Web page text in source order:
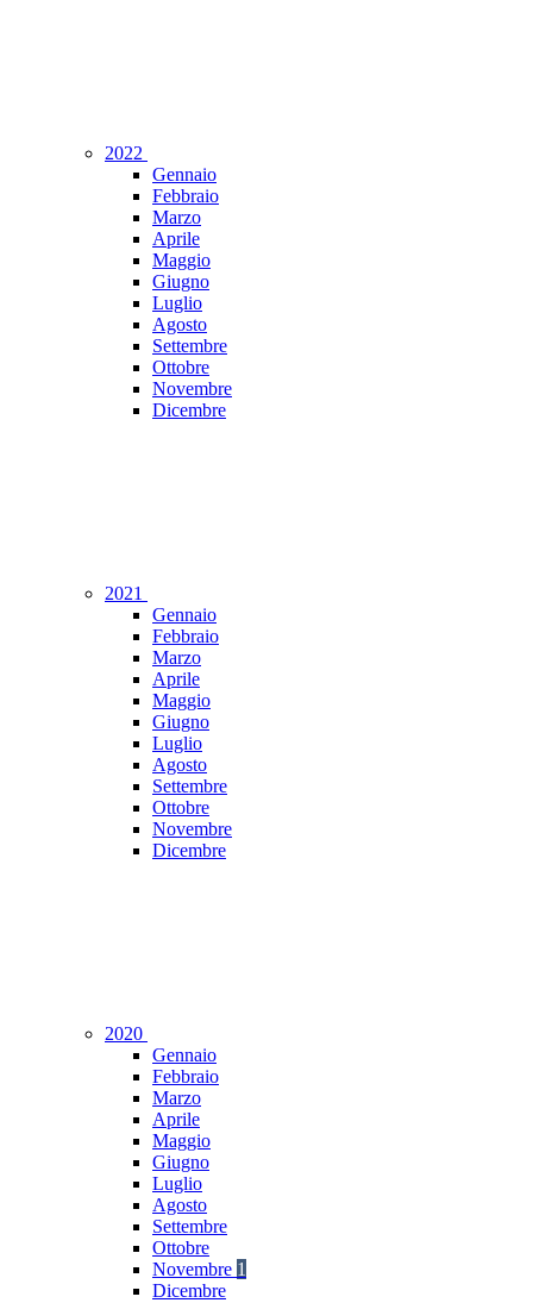
2022
Gennaio
Febbraio
Marzo
Aprile
Maggio
Giugno
Luglio
Agosto
Settembre
Ottobre
Novembre
Dicembre
2021
Gennaio
Febbraio
Marzo
Aprile
Maggio
Giugno
Luglio
Agosto
Settembre
Ottobre
Novembre
Dicembre
2020
Gennaio
Febbraio
Marzo
Aprile
Maggio
Giugno
Luglio
Agosto
Settembre
Ottobre
Novembre 1
Dicembre